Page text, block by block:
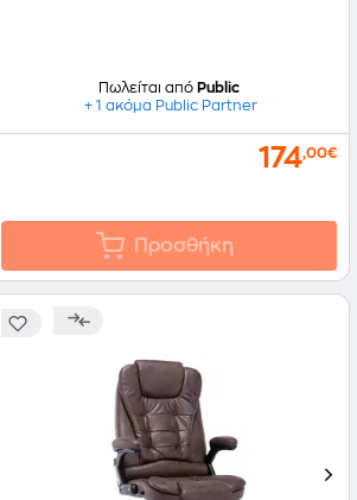
Πωλείται από Public
+ 1 ακόμα Public Partner
174,00€
Προσθήκη